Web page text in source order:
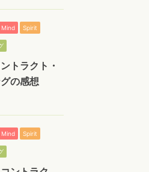
Mind Spirit
トラクト・
の感想
Mind Spirit